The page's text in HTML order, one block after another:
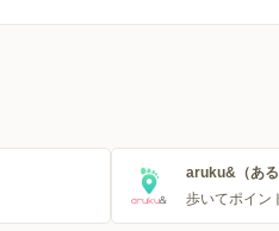
aruku&（ある
歩いてポイン